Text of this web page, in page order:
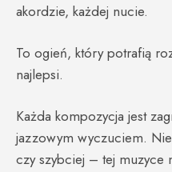
akordzie, każdej nucie.
To ogień, który potrafią
najlepsi.
Każda kompozycja jest
jazzowym wyczuciem.
czy szybciej – tej muzyce